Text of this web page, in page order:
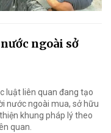
ngoài sở
luật liên quan đang tạo
nước ngoài mua, sở hữu
khung pháp lý theo
quan.